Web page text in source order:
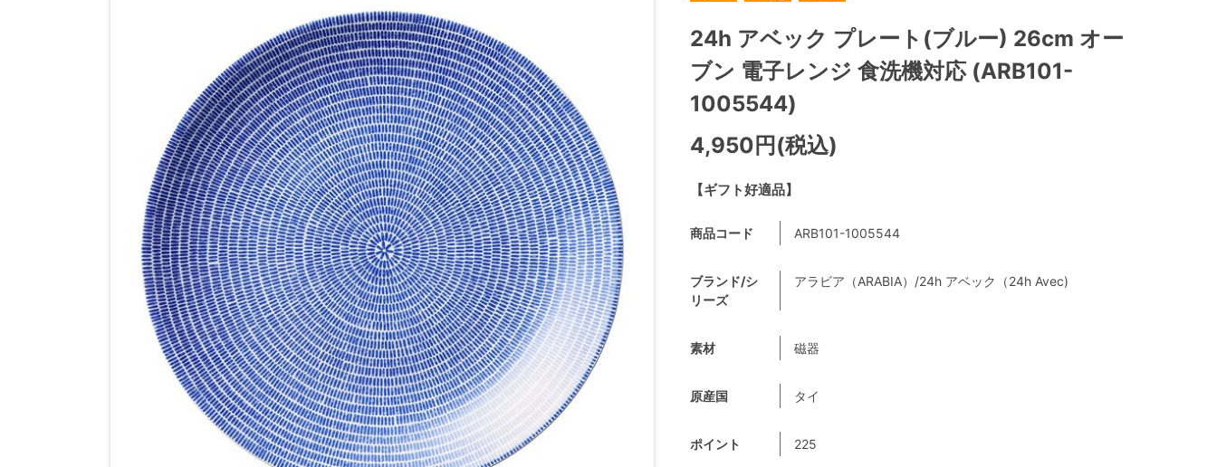
【ギフト好適品】
24h アベック プレート(ブルー) 26cm オー
ブン 電子レンジ 食洗機対応 (ARB101-
1005544)
4,950円(税込)
商品コード ARB101-1005544
ブランド/シ
リーズ
アラビア（ARABIA）/24h アベック（24h Avec)
素材 磁器
原産国 タイ
ポイント 225